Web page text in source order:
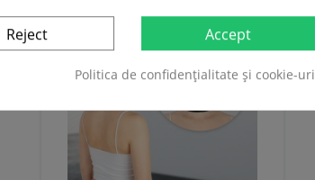
Reject Accept
Politica de confidențialitate și cookie-uri